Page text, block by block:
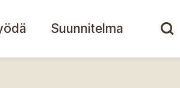
Suunnitelma